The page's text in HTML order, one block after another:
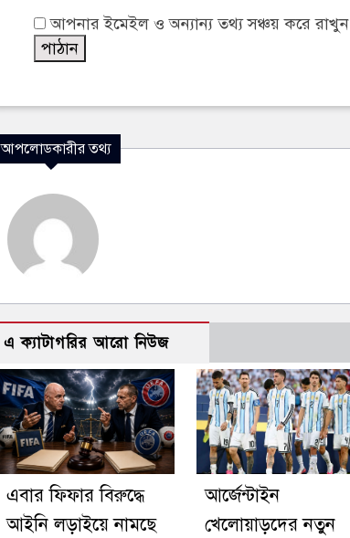
আপনার ইমেইল ও অন্যান্য তথ্য সঞ্চয় করে রাখুন
আপলোডকারীর তথ্য
এ ক্যাটাগরির আরো নিউজ
এবার ফিফার বিরুদ্ধে
আইনি লড়াইয়ে নামছে
আর্জেন্টাইন
খেলোয়াড়দের নতুন